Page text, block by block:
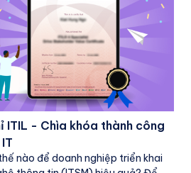
ITIL - Chìa khóa thành công
nào để doanh nghiệp triển khai